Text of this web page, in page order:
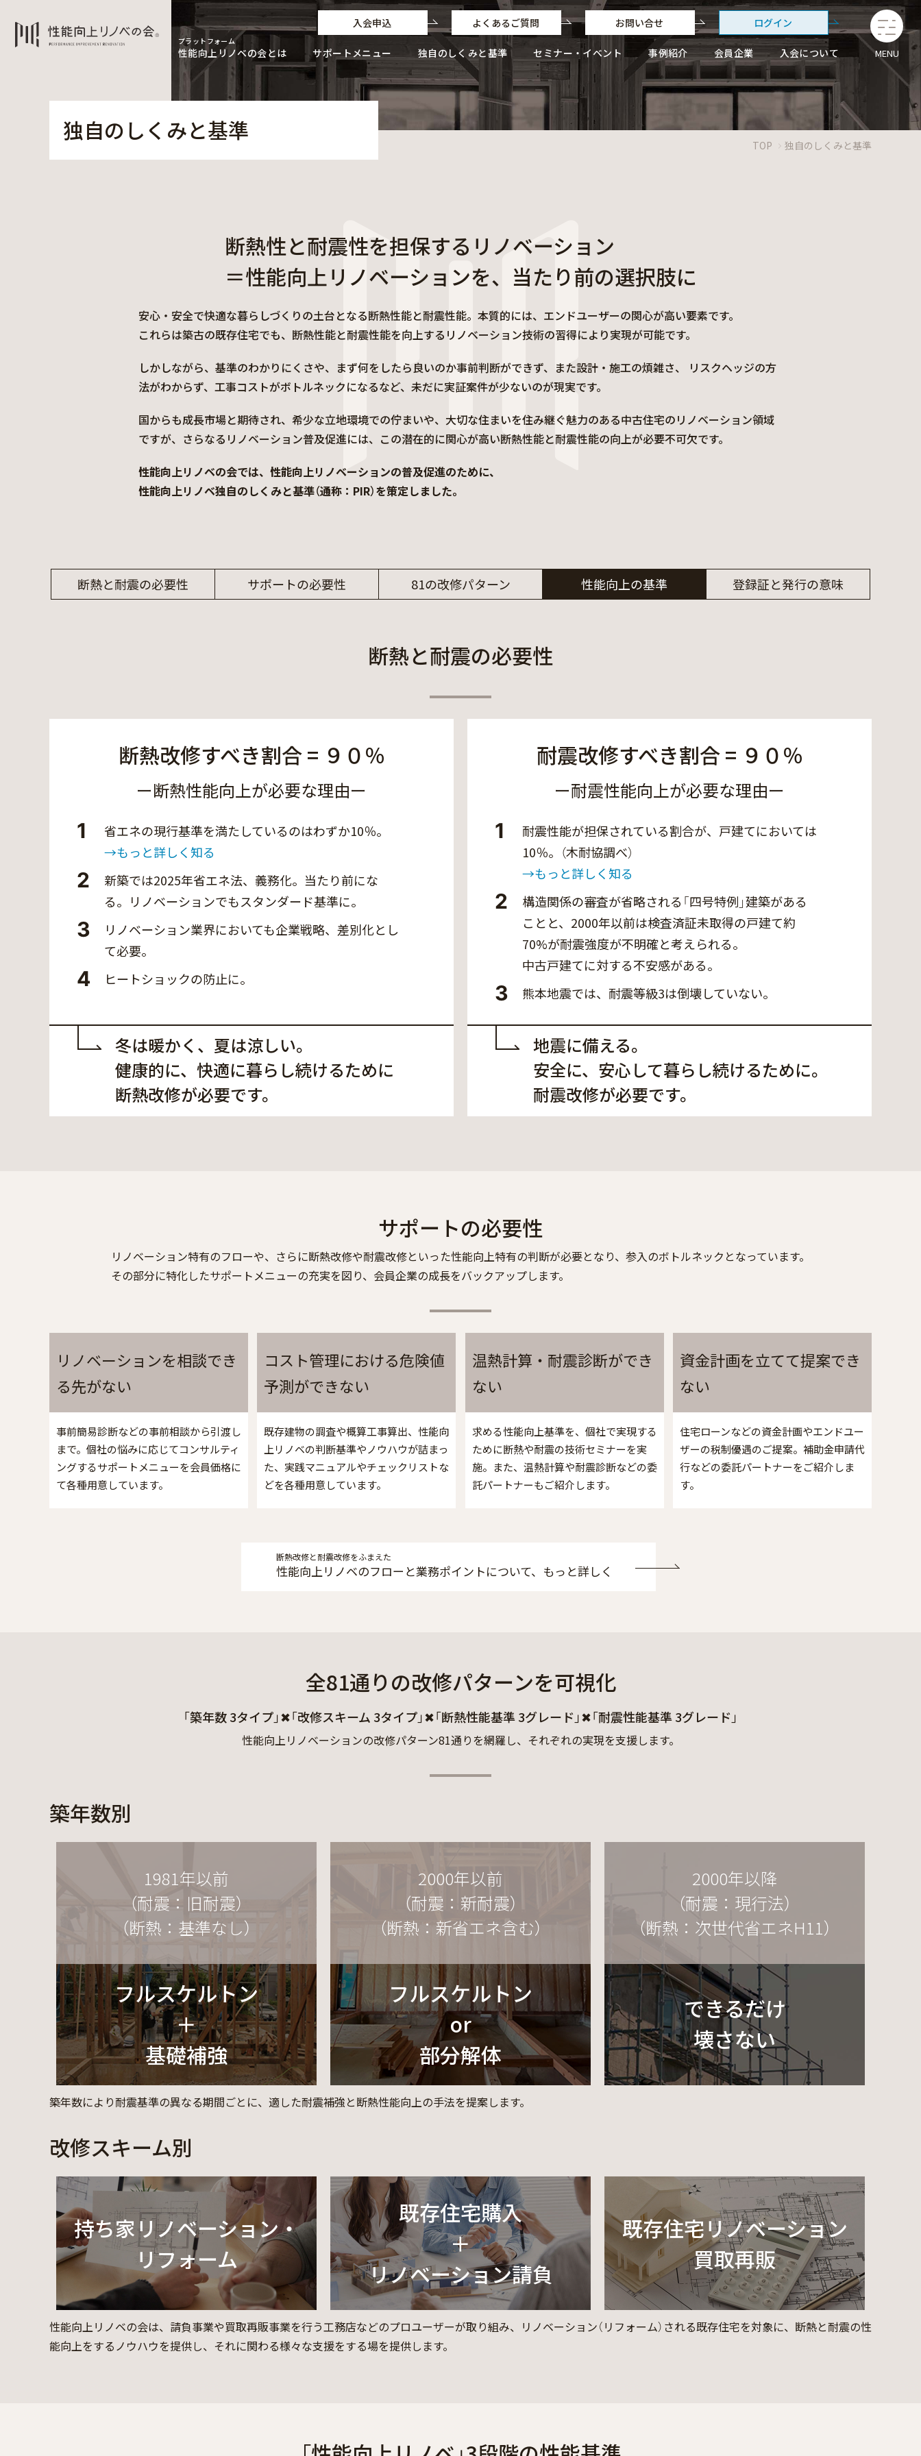
プラットフォーム
性能向上リノベの会とは サポートメニュー
独自のしくみと基準
独自のしくみと基準
独自のフローと業務ポイント
セミナー・イベント 事例紹介 会員企業 入会について
入会申込 よくあるご質問 お問い合せ ログイン
MENU
TOP 独自のしくみと基準
独自のしくみと基準
断熱性と耐震性を担保するリノベーション
＝性能向上リノベーションを、当たり前の選択肢に
安心・安全で快適な暮らしづくりの土台となる断熱性能と耐震性能。本質的には、エンドユーザーの関心が高い要素です。
これらは築古の既存住宅でも、断熱性能と耐震性能を向上するリノベーション技術の習得により実現が可能です。
しかしながら、基準のわかりにくさや、まず何をしたら良いのか事前判断ができず、また設計・施工の煩雑さ、 リスクヘッジの方
法がわからず、工事コストがボトルネックになるなど、未だに実証案件が少ないのが現実です。
国からも成長市場と期待され、希少な立地環境での佇まいや、大切な住まいを住み継ぐ魅力のある中古住宅のリノベーション領域
ですが、さらなるリノベーション普及促進には、この潜在的に関心が高い断熱性能と耐震性能の向上が必要不可欠です。
性能向上リノベの会では、性能向上リノベーションの普及促進のために、
性能向上リノベ独自のしくみと基準（通称：PIR）を策定しました。
断熱と耐震の必要性 サポートの必要性 81の改修パターン 性能向上の基準 登録証と発行の意味
断熱と耐震の必要性
断熱改修すべき割合 = ９０％
ー断熱性能向上が必要な理由ー
1
省エネの現行基準を満たしているのはわずか10％。
→もっと詳しく知る
2
新築では2025年省エネ法、義務化。当たり前にな
る。リノベーションでもスタンダード基準に。
3
リノベーション業界においても企業戦略、差別化とし
て必要。
4 ヒートショックの防止に。
冬は暖かく、夏は涼しい。
健康的に、快適に暮らし続けるために
断熱改修が必要です。
耐震改修すべき割合 = ９０％
ー耐震性能向上が必要な理由ー
1
耐震性能が担保されている割合が、戸建てにおいては
10％。（木耐協調べ）
→もっと詳しく知る
2
構造関係の審査が省略される「四号特例」建築がある
ことと、2000年以前は検査済証未取得の戸建て約
70%が耐震強度が不明確と考えられる。
中古戸建てに対する不安感がある。
3 熊本地震では、耐震等級3は倒壊していない。
地震に備える。
安全に、安心して暮らし続けるために。
耐震改修が必要です。
サポートの必要性
リノベーション特有のフローや、さらに断熱改修や耐震改修といった性能向上特有の判断が必要となり、参入のボトルネックとなっています。
その部分に特化したサポートメニューの充実を図り、会員企業の成長をバックアップします。
リノベーションを相談でき
る先がない
事前簡易診断などの事前相談から引渡し
まで。個社の悩みに応じてコンサルティ
ングするサポートメニューを会員価格に
て各種用意しています。
コスト管理における危険値
予測ができない
既存建物の調査や概算工事算出、性能向
上リノベの判断基準やノウハウが詰まっ
た、実践マニュアルやチェックリストな
どを各種用意しています。
温熱計算・耐震診断ができ
ない
求める性能向上基準を、個社で実現する
ために断熱や耐震の技術セミナーを実
施。また、温熱計算や耐震診断などの委
託パートナーもご紹介します。
資金計画を立てて提案でき
ない
住宅ローンなどの資金計画やエンドユー
ザーの税制優遇のご提案。補助金申請代
行などの委託パートナーをご紹介しま
す。
断熱改修と耐震改修をふまえた
性能向上リノベのフローと業務ポイントについて、もっと詳しく
全81通りの改修パターンを可視化
「築年数 3タイプ」✖「改修スキーム 3タイプ」✖「断熱性能基準 3グレード」✖「耐震性能基準 3グレード」
性能向上リノベーションの改修パターン81通りを網羅し、それぞれの実現を支援します。
築年数別
1981年以前
（耐震：旧耐震）
（断熱：基準なし）
フルスケルトン
＋
基礎補強
2000年以前
（耐震：新耐震）
（断熱：新省エネ含む）
フルスケルトン
or
部分解体
2000年以降
（耐震：現行法）
（断熱：次世代省エネH11）
できるだけ
壊さない
築年数により耐震基準の異なる期間ごとに、適した耐震補強と断熱性能向上の手法を提案します。
改修スキーム別
持ち家リノベーション・
リフォーム
既存住宅購入
＋
リノベーション請負
既存住宅リノベーション
買取再販
性能向上リノベの会は、請負事業や買取再販事業を行う工務店などのプロユーザーが取り組み、リノベーション（リフォーム）される既存住宅を対象に、断熱と耐震の性
能向上をするノウハウを提供し、それに関わる様々な支援をする場を提供します。